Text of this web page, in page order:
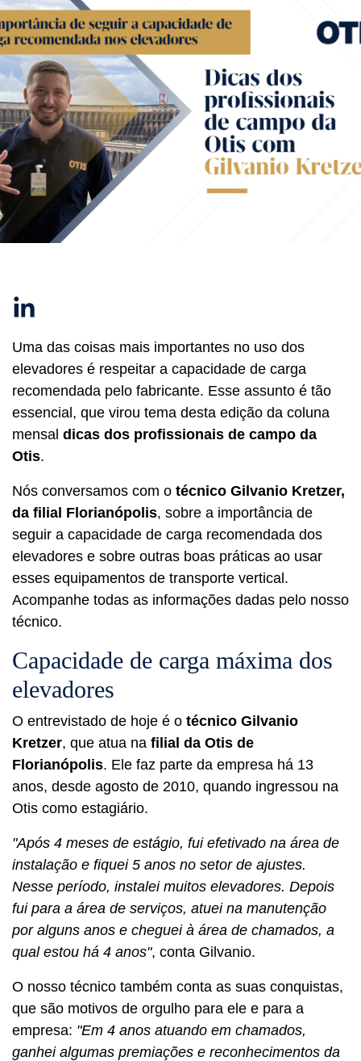
Linkedin
Uma das coisas mais importantes no uso dos
elevadores é respeitar a capacidade de carga
recomendada pelo fabricante. Esse assunto é tão
essencial, que virou tema desta edição da coluna
mensal dicas dos profissionais de campo da
Otis.
Nós conversamos com o técnico Gilvanio Kretzer,
da filial Florianópolis, sobre a importância de
seguir a capacidade de carga recomendada dos
elevadores e sobre outras boas práticas ao usar
esses equipamentos de transporte vertical.
Acompanhe todas as informações dadas pelo nosso
técnico.
Capacidade de carga máxima dos
elevadores
O entrevistado de hoje é o técnico Gilvanio
Kretzer, que atua na filial da Otis de
Florianópolis. Ele faz parte da empresa há 13
anos, desde agosto de 2010, quando ingressou na
Otis como estagiário.
"Após 4 meses de estágio, fui efetivado na área de
instalação e fiquei 5 anos no setor de ajustes.
Nesse período, instalei muitos elevadores. Depois
fui para a área de serviços, atuei na manutenção
por alguns anos e cheguei à área de chamados, a
qual estou há 4 anos", conta Gilvanio.
O nosso técnico também conta as suas conquistas,
que são motivos de orgulho para ele e para a
empresa: "Em 4 anos atuando em chamados,
ganhei algumas premiações e reconhecimentos da